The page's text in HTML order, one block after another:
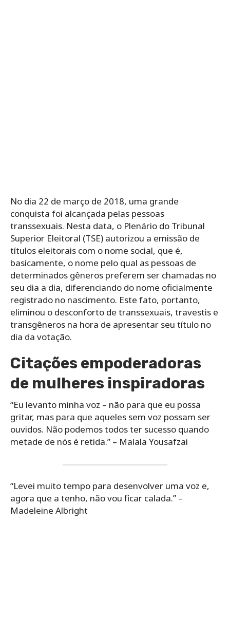
No dia 22 de março de 2018, uma grande
conquista foi alcançada pelas pessoas
transsexuais. Nesta data, o Plenário do Tribunal
Superior Eleitoral (TSE) autorizou a emissão de
títulos eleitorais com o nome social, que é,
basicamente, o nome pelo qual as pessoas de
determinados gêneros preferem ser chamadas no
seu dia a dia, diferenciando do nome oficialmente
registrado no nascimento. Este fato, portanto,
eliminou o desconforto de transsexuais, travestis e
transgêneros na hora de apresentar seu título no
dia da votação.
Citações empoderadoras
de mulheres inspiradoras
“Eu levanto minha voz – não para que eu possa
gritar, mas para que aqueles sem voz possam ser
ouvidos. Não podemos todos ter sucesso quando
metade de nós é retida.” – Malala Yousafzai
“Levei muito tempo para desenvolver uma voz e,
agora que a tenho, não vou ficar calada.” –
Madeleine Albright